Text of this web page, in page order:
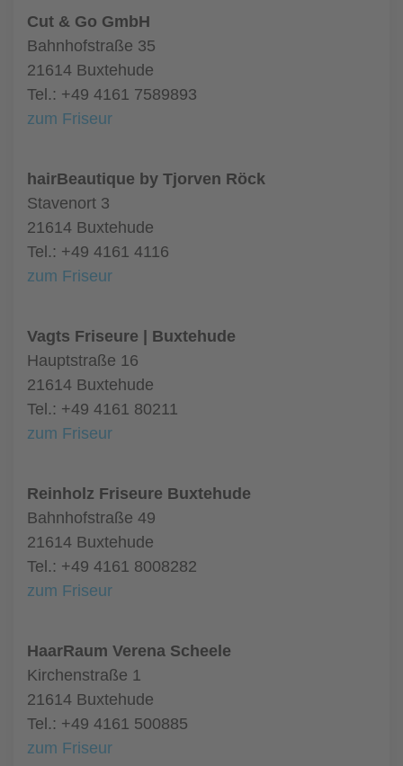
Cut & Go GmbH
Bahnhofstraße 35
21614 Buxtehude
Tel.: +49 4161 7589893
zum Friseur
hairBeautique by Tjorven Röck
Stavenort 3
21614 Buxtehude
Tel.: +49 4161 4116
zum Friseur
Vagts Friseure | Buxtehude
Hauptstraße 16
21614 Buxtehude
Tel.: +49 4161 80211
zum Friseur
Reinholz Friseure Buxtehude
Bahnhofstraße 49
21614 Buxtehude
Tel.: +49 4161 8008282
zum Friseur
HaarRaum Verena Scheele
Kirchenstraße 1
21614 Buxtehude
Tel.: +49 4161 500885
zum Friseur